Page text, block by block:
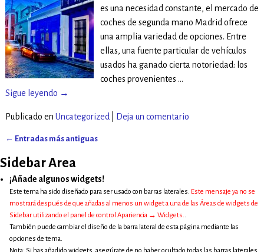
es una necesidad constante, el mercado de
coches de segunda mano Madrid ofrece
una amplia variedad de opciones. Entre
ellas, una fuente particular de vehículos
usados ha ganado cierta notoriedad: los
coches provenientes …
Sigue leyendo →
Publicado en Uncategorized Deja un comentario
← Entradas más antiguas
Sidebar Area
¡Añade algunos widgets!
Este tema ha sido diseñado para ser usado con barras laterales. Este mensaje ya no se
mostrará después de que añadas al menos un widget a una de las Áreas de widgets de
Sidebar utilizando el panel de control Apariencia → Widgets..
También puede cambiar el diseño de la barra lateral de esta página mediante las
opciones de tema.